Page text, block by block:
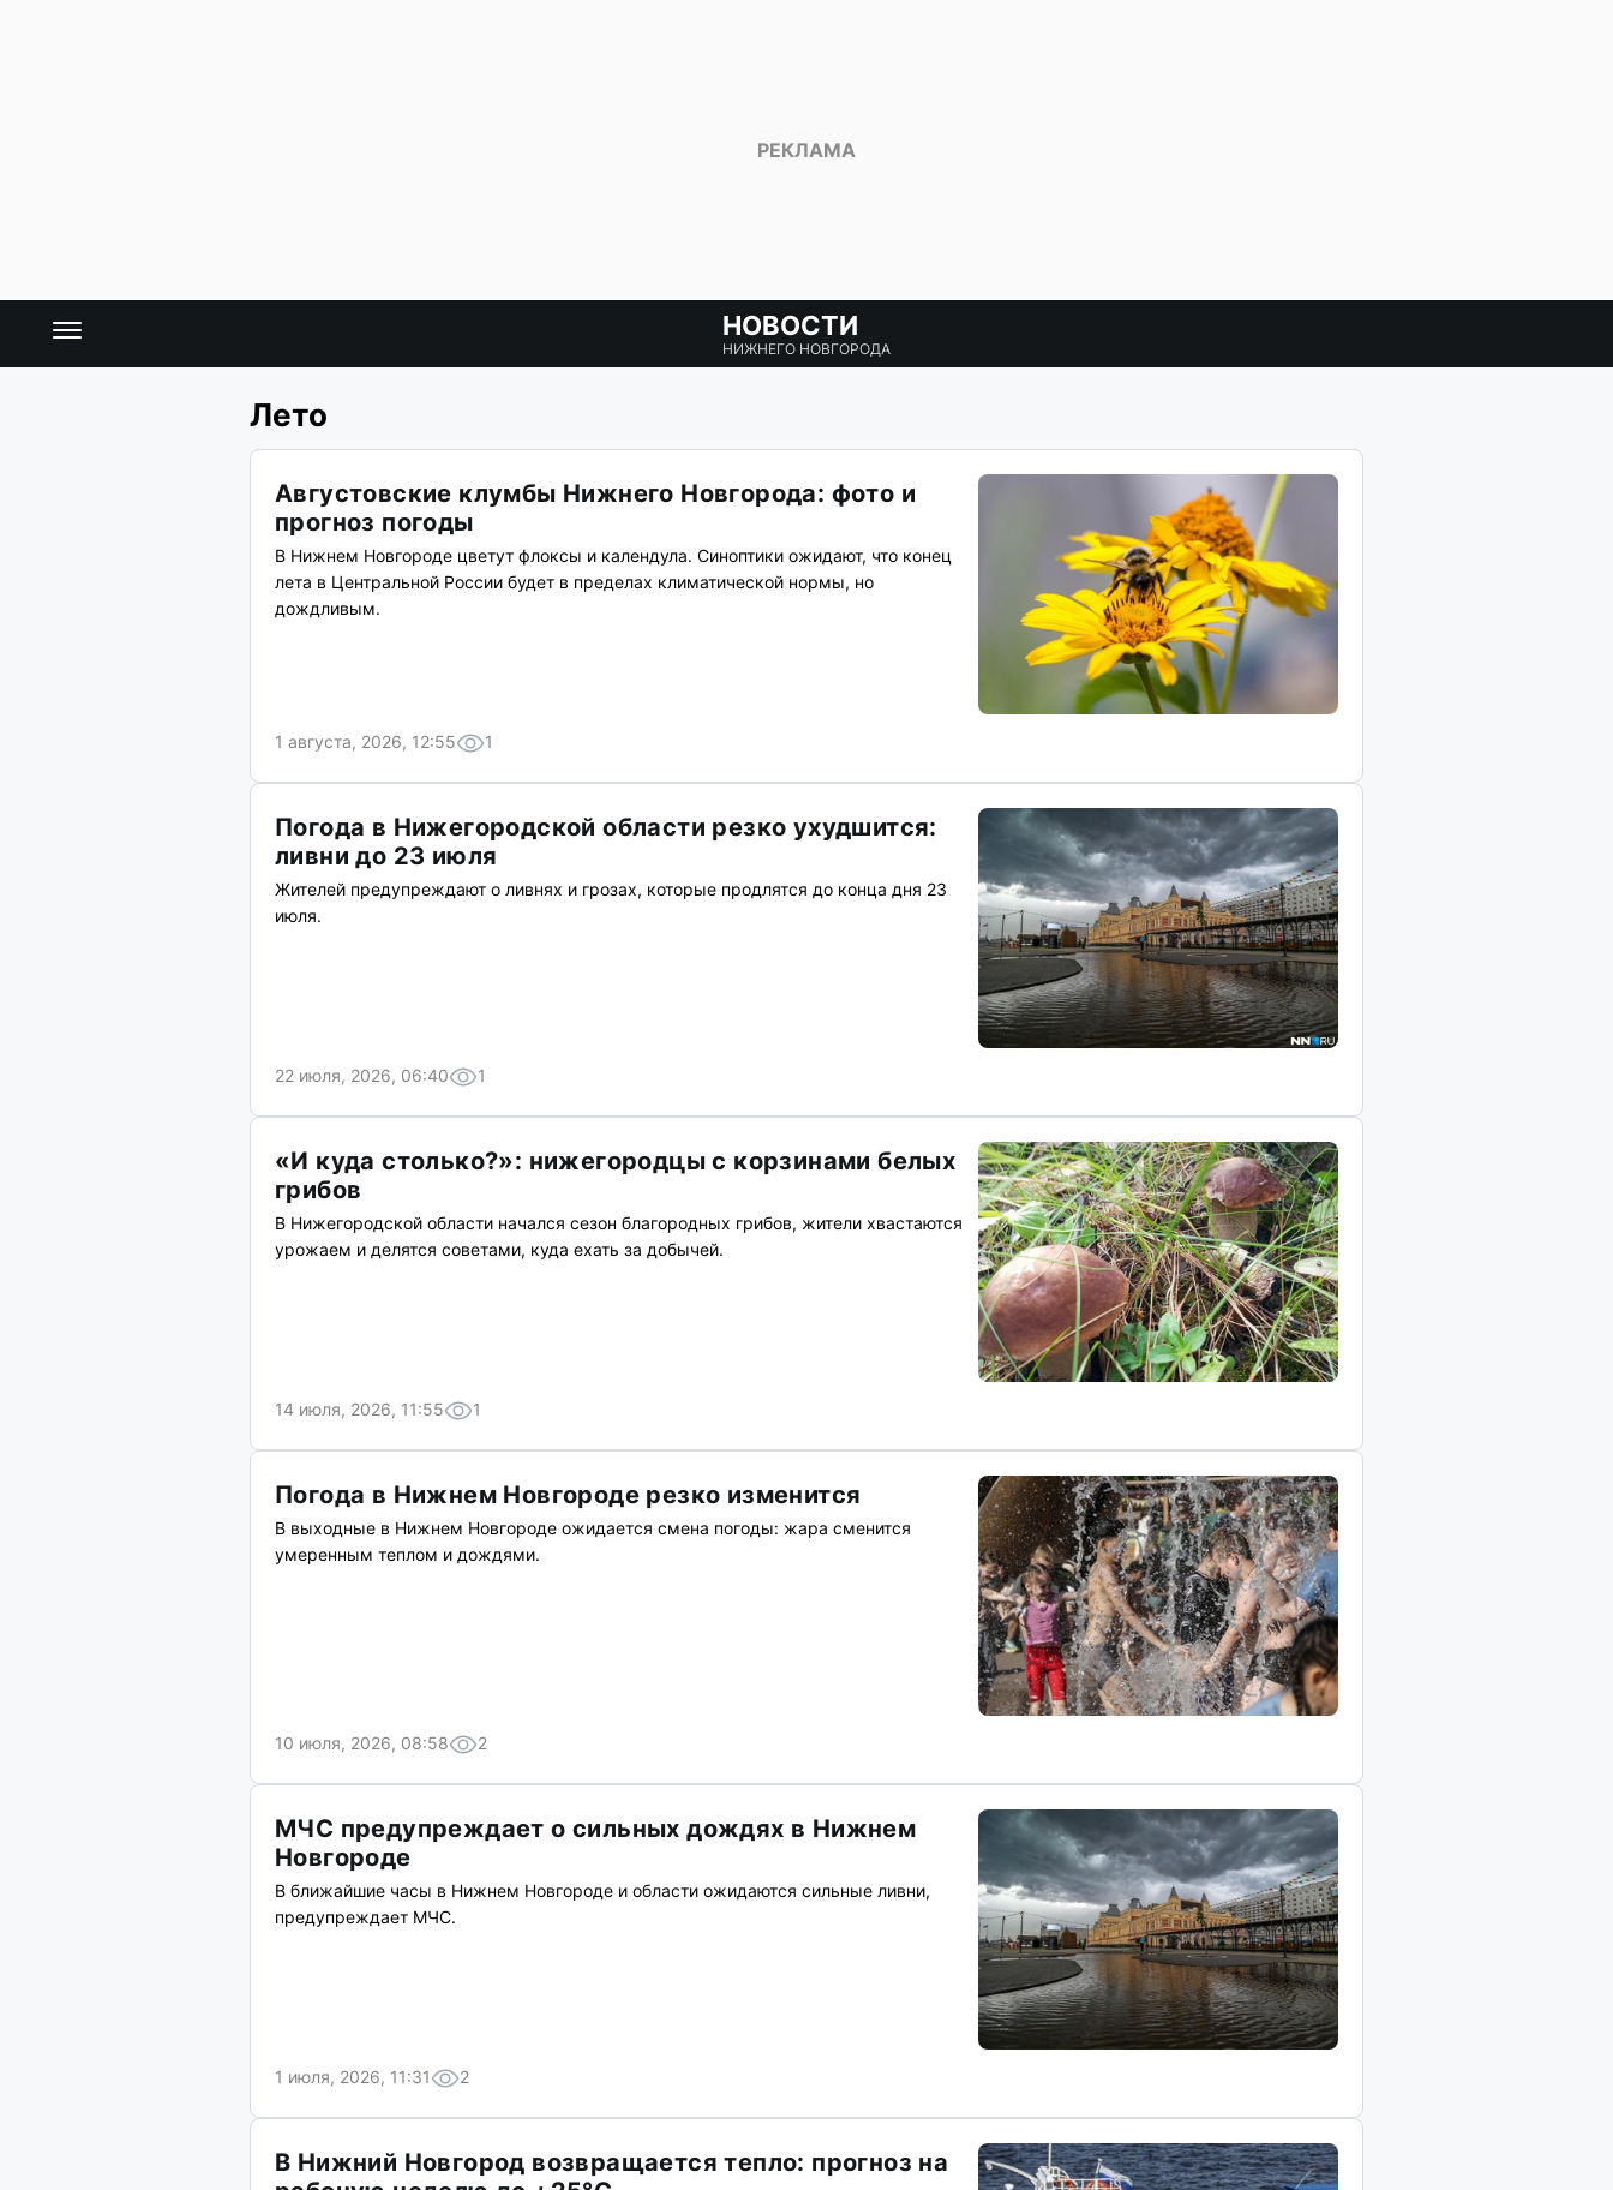
НОВОСТИ
НИЖНЕГО НОВГОРОДА
Лето
Августовские клумбы Нижнего Новгорода: фото и
прогноз погоды
В Нижнем Новгороде цветут флоксы и календула. Синоптики ожидают, что конец
лета в Центральной России будет в пределах климатической нормы, но
дождливым.
1 августа, 2026, 12:55 1
Погода в Нижегородской области резко ухудшится:
ливни до 23 июля
Жителей предупреждают о ливнях и грозах, которые продлятся до конца дня 23
июля.
22 июля, 2026, 06:40 1
«И куда столько?»: нижегородцы с корзинами белых
грибов
В Нижегородской области начался сезон благородных грибов, жители хвастаются
урожаем и делятся советами, куда ехать за добычей.
14 июля, 2026, 11:55 1
Погода в Нижнем Новгороде резко изменится
В выходные в Нижнем Новгороде ожидается смена погоды: жара сменится
умеренным теплом и дождями.
10 июля, 2026, 08:58 2
МЧС предупреждает о сильных дождях в Нижнем
Новгороде
В ближайшие часы в Нижнем Новгороде и области ожидаются сильные ливни,
предупреждает МЧС.
1 июля, 2026, 11:31 2
В Нижний Новгород возвращается тепло: прогноз на